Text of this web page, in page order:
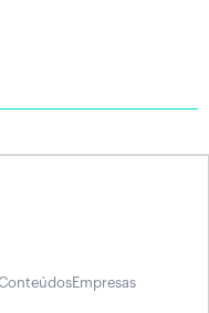
Empresas